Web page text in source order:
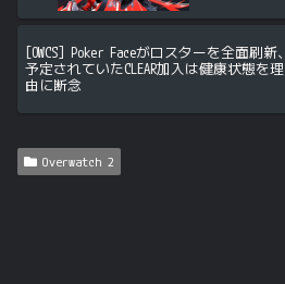
[OWCS] Poker Faceがロスターを全面刷新、
予定されていたCLEAR加入は健康状態を理
由に断念
Overwatch 2